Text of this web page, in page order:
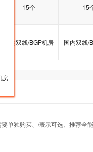
15个 15
国内双线/BGP机房 国内双线/
房
单独购买、/表示可选、推荐全